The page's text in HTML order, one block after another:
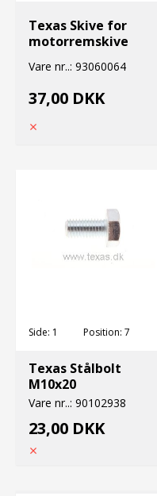
Texas Skive for
motorremskive
Vare nr..: 93060064
37,00 DKK
Side: 1 Position: 7
Texas Stålbolt
M10x20
Vare nr..: 90102938
23,00 DKK